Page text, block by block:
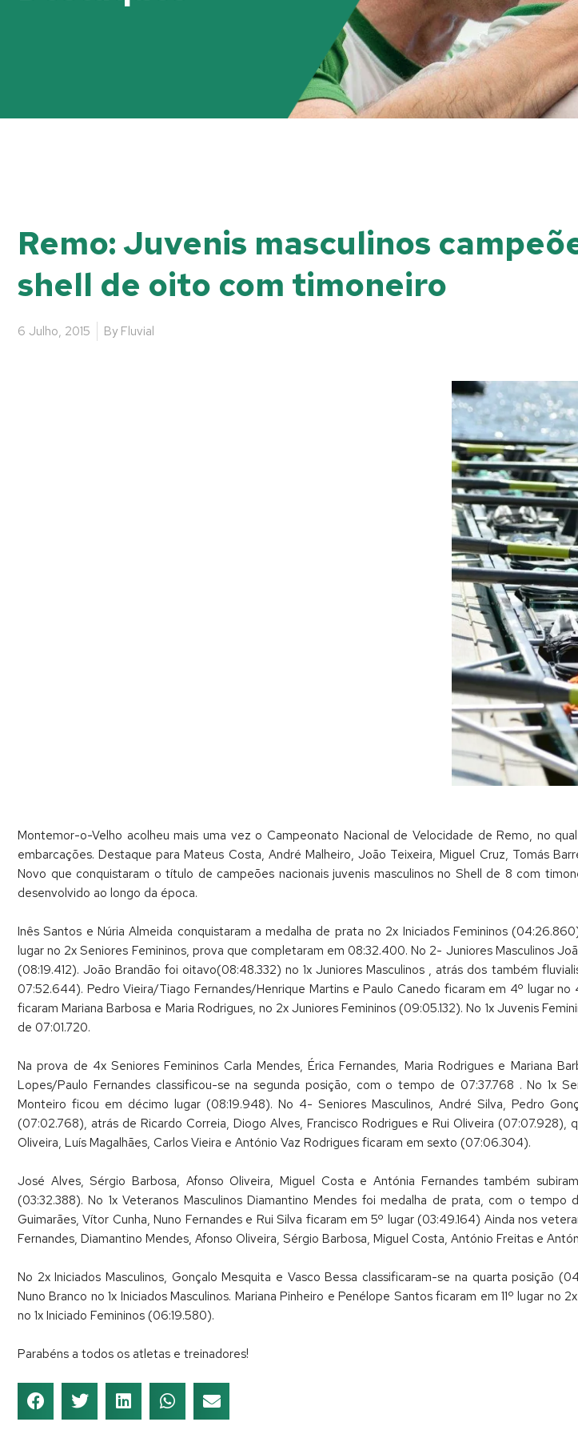
Remo: Juvenis masculinos
shell de oito com timoneiro
6 Julho, 2015 By Fluvial
Montemor-o-Velho acolheu mais uma vez o Campeonato Nacional de Velocidade de Remo, no
embarcações. Destaque para Mateus Costa, André Malheiro, João Teixeira, Miguel Cruz, Tomás
Novo que conquistaram o título de campeões nacionais juvenis masculinos no Shell de 8 com
desenvolvido ao longo da época.
Inês Santos e Núria Almeida conquistaram a medalha de prata no 2x Iniciados Femininos
lugar no 2x Seniores Femininos, prova que completaram em 08:32.400. No 2- Juniores Masculinos
(08:19.412). João Brandão foi oitavo(08:48.332) no 1x Juniores Masculinos , atrás dos também
07:52.644). Pedro Vieira/Tiago Fernandes/Henrique Martins e Paulo Canedo ficaram em 4º lugar
ficaram Mariana Barbosa e Maria Rodrigues, no 2x Juniores Femininos (09:05.132). No 1x Juvenis
de 07:01.720.
Na prova de 4x Seniores Femininos Carla Mendes, Érica Fernandes, Maria Rodrigues e Mariana
Lopes/Paulo Fernandes classificou-se na segunda posição, com o tempo de 07:37.768 . No 1x
Monteiro ficou em décimo lugar (08:19.948). No 4- Seniores Masculinos, André Silva, Pedro
(07:02.768), atrás de Ricardo Correia, Diogo Alves, Francisco Rodrigues e Rui Oliveira (07:07.928),
Oliveira, Luís Magalhães, Carlos Vieira e António Vaz Rodrigues ficaram em sexto (07:06.304).
José Alves, Sérgio Barbosa, Afonso Oliveira, Miguel Costa e Antónia Fernandes também
(03:32.388). No 1x Veteranos Masculinos Diamantino Mendes foi medalha de prata, com o
Guimarães, Vítor Cunha, Nuno Fernandes e Rui Silva ficaram em 5º lugar (03:49.164) Ainda nos
Fernandes, Diamantino Mendes, Afonso Oliveira, Sérgio Barbosa, Miguel Costa, António Freitas e
No 2x Iniciados Masculinos, Gonçalo Mesquita e Vasco Bessa classificaram-se na quarta posição
Nuno Branco no 1x Iniciados Masculinos. Mariana Pinheiro e Penélope Santos ficaram em 11º lugar
no 1x Iniciado Femininos (06:19.580).
Parabéns a todos os atletas e treinadores!